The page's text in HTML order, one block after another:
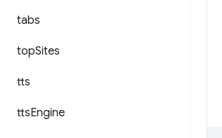
tabs
topSites
tts
ttsEngine